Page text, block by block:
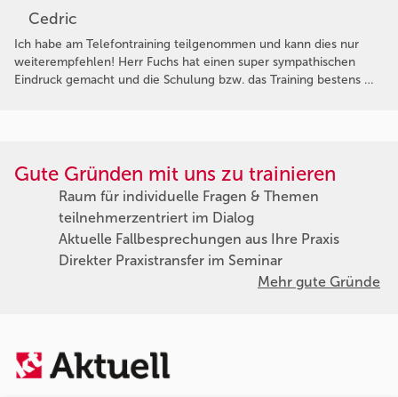
Cedric
Ich habe am Telefontraining teilgenommen und kann dies nur
weiterempfehlen! Herr Fuchs hat einen super sympathischen
Eindruck gemacht und die Schulung bzw. das Training bestens …
Gute Gründen mit uns zu trainieren
Raum für individuelle Fragen & Themen
teilnehmerzentriert im Dialog
Aktuelle Fallbesprechungen aus Ihre Praxis
Direkter Praxistransfer im Seminar
Mehr gute Gründe